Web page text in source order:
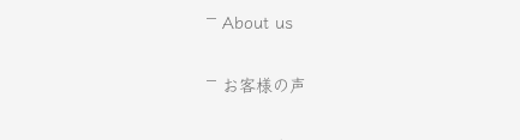
About us
お客様の声